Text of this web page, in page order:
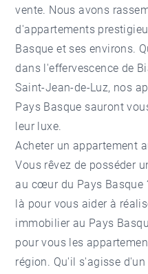
vente. Nous avons
d'appartements
Basque et ses environs.
dans l'effervescence de
Saint-Jean-de-Luz, nos
Pays Basque sauront
leur luxe.
Acheter un appartement
Vous rêvez de posséder
au cœur du Pays Basque
là pour vous aider à
immobilier au Pays
pour vous les
région. Qu'il s'agisse